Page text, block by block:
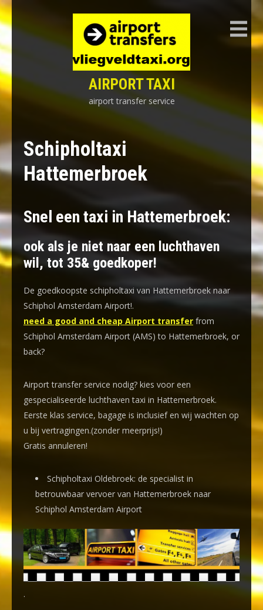
Skip
to
content
AIRPORT TAXI
airport transfer service
Schipholtaxi
Hattemerbroek
Snel een taxi in Hattemerbroek:
ook als je niet naar een luchthaven
wil, tot 35& goedkoper!
De goedkoopste schipholtaxi van Hattemerbroek naar
Schiphol Amsterdam Airport!.
need a good and cheap Airport transfer from
Schiphol Amsterdam Airport (AMS) to Hattemerbroek, or
back?
Airport transfer service nodig? kies voor een
gespecialiseerde luchthaven taxi in Hattemerbroek.
Eerste klas service, bagage is inclusief en wij wachten op
u bij vertragingen.(zonder meerprijs!)
Gratis annuleren!
Schipholtaxi Oldebroek: de specialist in
betrouwbaar vervoer van Hattemerbroek naar
Schiphol Amsterdam Airport
.